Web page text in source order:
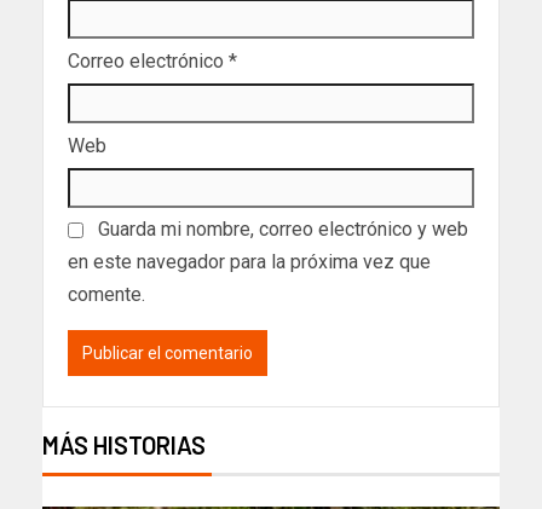
Correo electrónico *
Web
Guarda mi nombre, correo electrónico y web
en este navegador para la próxima vez que
comente.
MÁS HISTORIAS